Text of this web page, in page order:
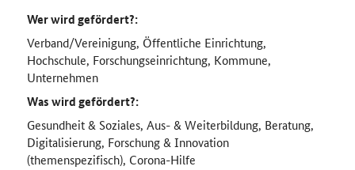
Wer wird gefördert?:
Verband/Vereinigung, Öffentliche Einrichtung,
Hochschule, Forschungseinrichtung, Kommune,
Unternehmen
Was wird gefördert?:
Gesundheit & Soziales, Aus- & Weiterbildung, Beratung,
Digitalisierung, Forschung & Innovation
(themenspezifisch), Corona-Hilfe